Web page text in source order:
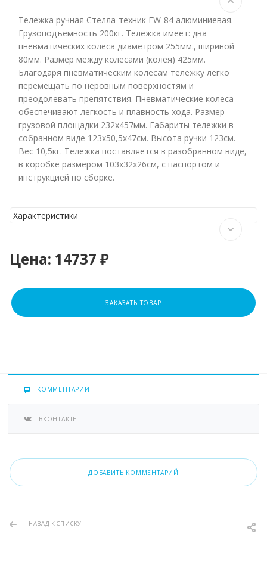
Тележка ручная Стелла-техник FW-84 алюминиевая.
Грузоподъемность 200кг. Тележка имеет: два
пневматических колеса диаметром 255мм., шириной
80мм. Размер между колесами (колея) 425мм.
Благодаря пневматическим колесам тележку легко
перемещать по неровным поверхностям и
преодолевать препятствия. Пневматические колеса
обеспечивают легкость и плавность хода. Размер
грузовой площадки 232х457мм. Габариты тележки в
собранном виде 123х50,5х47см. Высота ручки 123см.
Вес 10,5кг. Тележка поставляется в разобранном виде,
в коробке размером 103х32х26см, с паспортом и
инструкцией по сборке.
Характеристики
Цена: 14737 ₽
ЗАКАЗАТЬ ТОВАР
КОММЕНТАРИИ
ВКОНТАКТЕ
ДОБАВИТЬ КОММЕНТАРИЙ
НАЗАД К СПИСКУ